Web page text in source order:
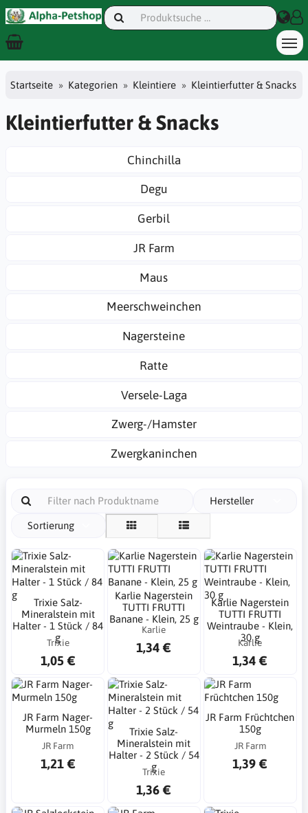
Startseite Kategorien Kleintiere Kleintierfutter & Snacks
Kleintierfutter & Snacks
Chinchilla
Degu
Gerbil
JR Farm
Maus
Meerschweinchen
Nagersteine
Ratte
Versele-Laga
Zwerg-/Hamster
Zwergkaninchen
Hersteller
Sortierung
Trixie Salz-
Mineralstein mit
Halter - 1 Stück / 84
g
Trixie
1,05 €
Karlie Nagerstein
TUTTI FRUTTI
Banane - Klein, 25 g
Karlie
1,34 €
Karlie Nagerstein
TUTTI FRUTTI
Weintraube - Klein,
30 g
Karlie
1,34 €
JR Farm Nager-
Murmeln 150g
JR Farm
1,21 €
Trixie Salz-
Mineralstein mit
Halter - 2 Stück / 54
g
Trixie
1,36 €
JR Farm Früchtchen
150g
JR Farm
1,39 €